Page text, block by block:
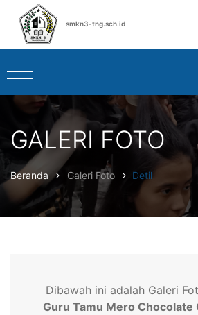
smkn3-tng.sch.id
GALERI FOTO
Beranda Galeri Foto Detil
Dibawah ini adalah Galeri
Guru Tamu Mero Chocolate